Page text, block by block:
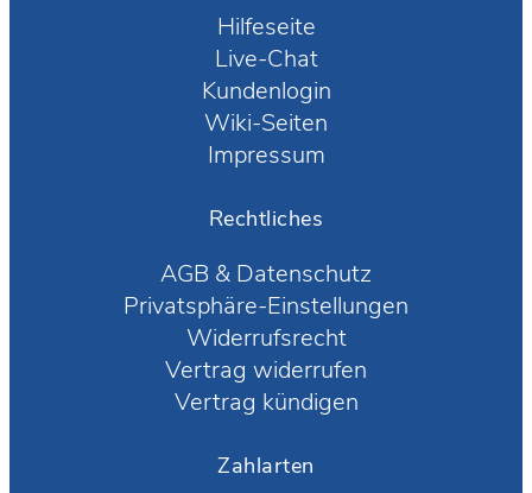
Hilfeseite
Live-Chat
Kundenlogin
Wiki-Seiten
Impressum
Rechtliches
AGB & Datenschutz
Privatsphäre-Einstellungen
Widerrufsrecht
Vertrag widerrufen
Vertrag kündigen
Zahlarten